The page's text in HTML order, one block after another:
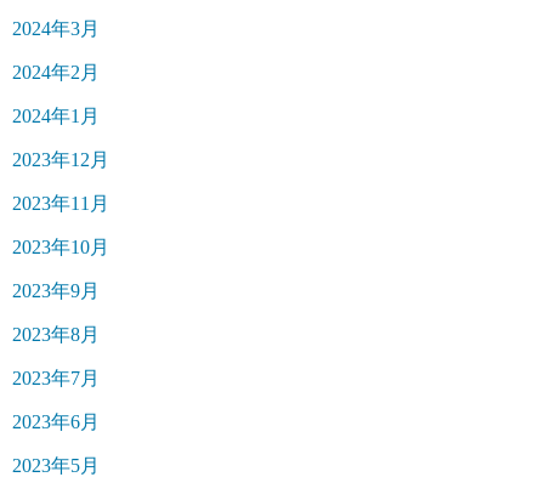
2024年3月
2024年2月
2024年1月
2023年12月
2023年11月
2023年10月
2023年9月
2023年8月
2023年7月
2023年6月
2023年5月